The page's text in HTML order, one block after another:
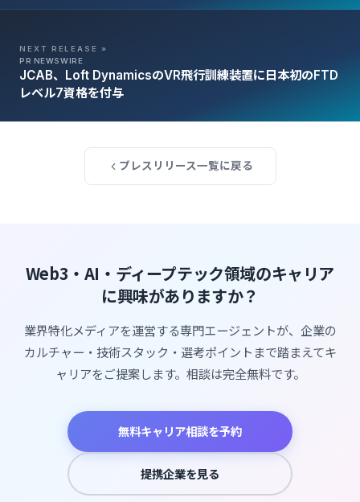
NEXT RELEASE »
PR NEWSWIRE
JCAB、Loft DynamicsのVR飛行訓練装置に日本初のFTD
レベル7資格を付与
プレスリリース一覧に戻る
Web3・AI・ディープテック領域のキャリア
に興味がありますか？
業界特化メディアを運営する専門エージェントが、企業の
カルチャー・技術スタック・選考ポイントまで踏まえてキ
ャリアをご提案します。相談は完全無料です。
無料キャリア相談を予約
提携企業を見る